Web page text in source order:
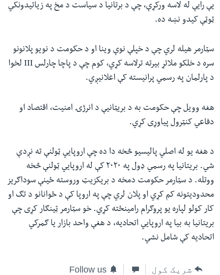
یې رایې له لاسه ورکړې، چې د برتانیا د سیاست د مخ په زیاتیدونکي
ټوټې کیدو نښه ده.
سټارمر هیله لري چې د خپلې نوې وینا او د حکومت د نویو پلانونو
سره د خلکو ملاتړ بیرته ترلاسه کړي، کوم چې د پاچا چارلس III لخوا
د پارلمان په رسمي پرانیسته کې اعلانیږي.
هغه وویل چې حکومت به د بریټانیې د انرژۍ امنیت، اقتصاد او
دفاعي کنټرول پیاوړی کړي.
د هغه یو له اصلي پالیسیو څخه دا ده چې اروپایي ټولنې ته نږدې
شي. بریتانیا په رسمي ډول په ۲۰۲۰ کې له اروپایي ټولنې څخه
ووتله. د سټارمر حکومت دمخه د بریکزیټ وروسته ځینې سوداګریز
محدودیتونه کم کړي او پلان لري چې په اروپا کې د ځوانانو د تګ او
کار کولو لپاره یو پروګرام رامینځته کړي. خو سټارمر ټینګار کړی چې
بریتانیا به بیا په اروپايي اتحادیه، د هغې واحد بازار یا ګمرکي
اتحادیه کې شامل نشي.
شریک کول Follow us